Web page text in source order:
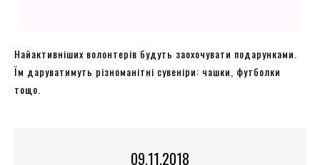
Найактивніших волонтерів будуть заохочувати подарунками.
Їм даруватимуть різноманітні сувеніри: чашки, футболки
тощо.
09.11.2018